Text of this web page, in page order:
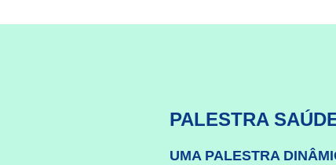
PALESTRA
UMA PALESTRA